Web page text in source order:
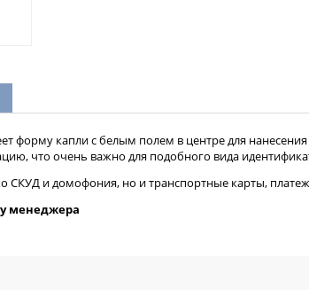
форму капли с белым полем в центре для
что очень важно для подобного вида
СКУД и домофония, но и транспортные карты,
у менеджера